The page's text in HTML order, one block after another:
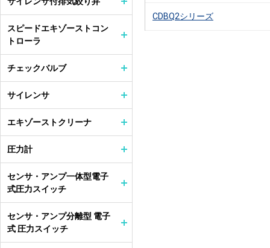
CDBQ2シリーズ
スピードエキゾーストコン
トローラ
チェックバルブ
サイレンサ
エキゾーストクリーナ
圧力計
センサ・アンプ一体型電子
式圧力スイッチ
センサ・アンプ分離型 電子
式 圧力スイッチ